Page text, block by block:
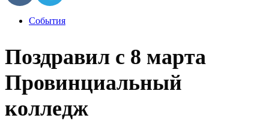
PostedСобытия
Поздравил с 8 марта
Провинциальный
колледж